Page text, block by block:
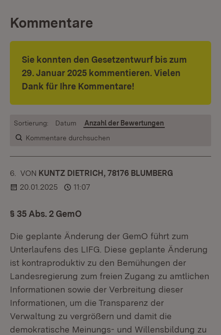
Kommentare
Sie konnten den Gesetzentwurf bis zum
29. Januar 2025 kommentieren. Vielen
Dank für Ihre Kommentare!
Kommentare durchsuchen
Sortierung: Datum Anzahl der Bewertungen
6. KOMMENTAR
VON :KUNTZ DIETRICH, 78176 BLUMBERG
20.01.2025
11:07
§ 35 Abs. 2 GemO
Die geplante Änderung der GemO führt zum
Unterlaufens des LIFG. Diese geplante Änderung
ist kontraproduktiv zu den Bemühungen der
Landesregierung zum freien Zugang zu amtlichen
Informationen sowie der Verbreitung dieser
Informationen, um die Transparenz der
Verwaltung zu vergrößern und damit die
demokratische Meinungs- und Willensbildung zu